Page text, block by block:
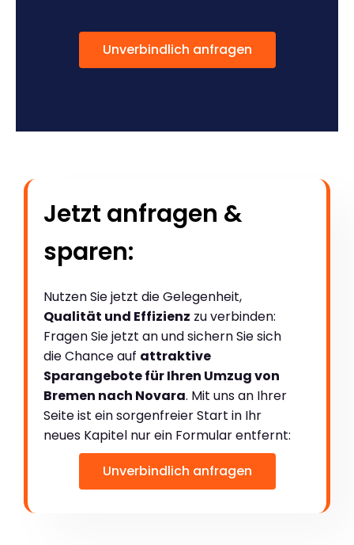
Unverbindlich anfragen
Jetzt anfragen &
sparen:
Nutzen Sie jetzt die Gelegenheit,
Qualität und Effizienz zu verbinden:
Fragen Sie jetzt an und sichern Sie sich
die Chance auf attraktive
Sparangebote für Ihren Umzug von
Bremen nach Novara. Mit uns an Ihrer
Seite ist ein sorgenfreier Start in Ihr
neues Kapitel nur ein Formular entfernt:
Unverbindlich anfragen